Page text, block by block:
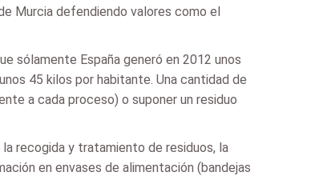
Murcia defendiendo valores como el
sólamente España generó en 2012 unos
45 kilos por habitante. Una cantidad de
a cada proceso) o suponer un residuo
recogida y tratamiento de residuos, la
en envases de alimentación (bandejas